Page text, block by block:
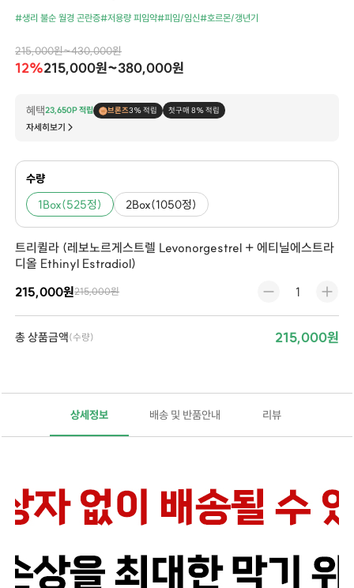
#생리 불순 월경 곤란증#저용량 피임약#피임/임신#호르몬/갱년기
215,000원~430,000원
12%215,000원~380,000원
혜택23,650P 적립 브론즈3% 적립 첫구매 8% 적립
자세히보기
수량
1Box(525정) 2Box(1050정)
트리퀼라 (레보노르게스트렐 Levonorgestrel + 에티닐에스트라
디올 Ethinyl Estradiol)
215,000원215,000원
총 상품금액(수량) 215,000원
상세정보 배송 및 반품안내 리뷰